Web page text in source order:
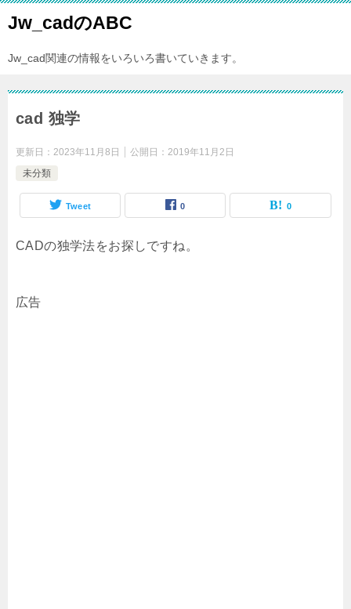
Jw_cadのABC
Jw_cad関連の情報をいろいろ書いていきます。
cad 独学
更新日： 2023年11月8日 公開日： 2019年11月2日
未分類
Tweet 0 0
CADの独学法をお探しですね。
広告